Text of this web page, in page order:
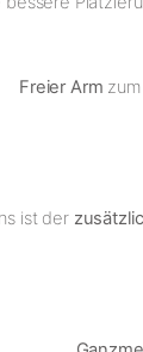
Freier Arm
ist der